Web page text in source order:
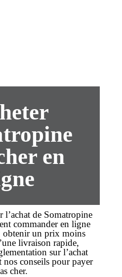
en
l’achatde Somatropine
commander en ligne
obtenir un prix moins
livraison rapide,
sur l’achat
nos conseils pour payer
cher.